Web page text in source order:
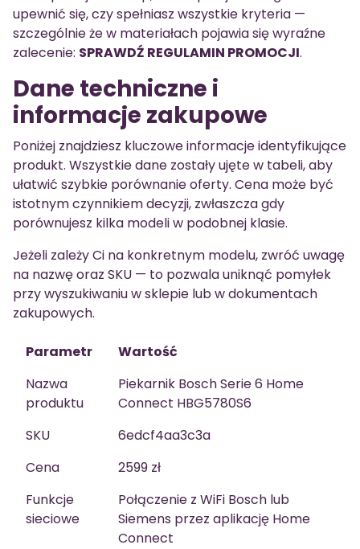
upewnić się, czy spełniasz wszystkie kryteria —
szczególnie że w materiałach pojawia się wyraźne
zalecenie: SPRAWDŹ REGULAMIN PROMOCJI.
Dane techniczne i
informacje zakupowe
Poniżej znajdziesz kluczowe informacje identyfikujące
produkt. Wszystkie dane zostały ujęte w tabeli, aby
ułatwić szybkie porównanie oferty. Cena może być
istotnym czynnikiem decyzji, zwłaszcza gdy
porównujesz kilka modeli w podobnej klasie.
Jeżeli zależy Ci na konkretnym modelu, zwróć uwagę
na nazwę oraz SKU — to pozwala uniknąć pomyłek
przy wyszukiwaniu w sklepie lub w dokumentach
zakupowych.
Parametr
Wartość
Nazwa
produktu
Piekarnik Bosch Serie 6 Home
Connect HBG5780S6
SKU
6edcf4aa3c3a
Cena
2599 zł
Funkcje
sieciowe
Połączenie z WiFi Bosch lub
Siemens przez aplikację Home
Connect